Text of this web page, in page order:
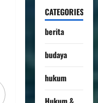
CATEGORIES
berita
budaya
hukum